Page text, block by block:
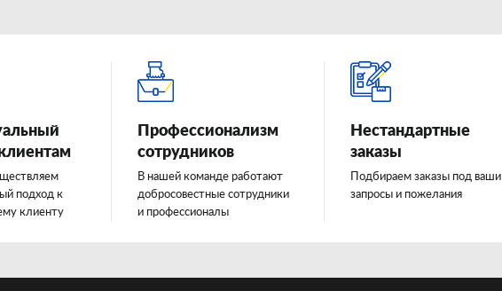
подход к
клиенту
Профессионализм
сотрудников
В нашей команде работают
добросовестные сотрудники
и профессионалы
Нестандартные
заказы
Подбираем заказы под ваши
запросы и пожелания